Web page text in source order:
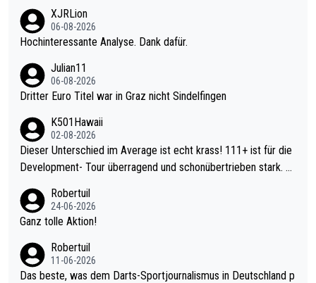
XJRLion
06-08-2026
Hochinteressante Analyse. Dank dafür.
Julian11
06-08-2026
Dritter Euro Titel war in Graz nicht Sindelfingen
K501Hawaii
02-08-2026
Dieser Unterschied im Average ist echt krass! 111+ ist für die
Development- Tour überragend und schonübertrieben stark. U
mal 40+ erst recht. Da gewinnst keinen Blumentopf - ist ja noc
h krasser wie ein Pokalspiel eines Kreisligisten vs einem Bund
Robertuil
24-06-2026
Ganz tolle Aktion!
Robertuil
11-06-2026
Das beste, was dem Darts-Sportjournalismus in Deutschland p